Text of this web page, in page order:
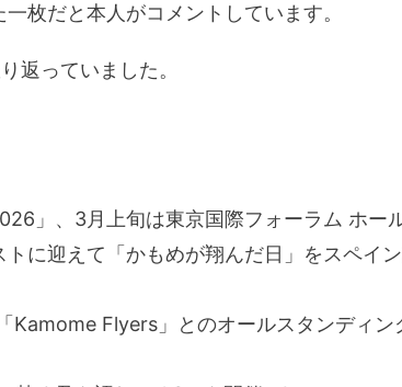
枚だと本人がコメントしています。
返っていました。
」、3月上旬は東京国際フォーラム ホー
に迎えて「かもめが翔んだ日」をスペイ
Kamome Flyers」とのオールスタンディン